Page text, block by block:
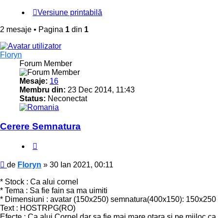
Versiune printabilă
2 mesaje • Pagina 1 din 1
Floryn
Forum Member
Mesaje: 16
Membru din: 23 Dec 2014, 11:43
Status: Neconectat
Cerere Semnatura
Mesaj
de Floryn » 30 Ian 2021, 00:11
* Stock : Ca alui cornel
* Tema : Sa fie fain sa ma uimiti
* Dimensiuni : avatar (150x250) semnatura(400x150): 150x250
Text : HOSTRPG(RO)